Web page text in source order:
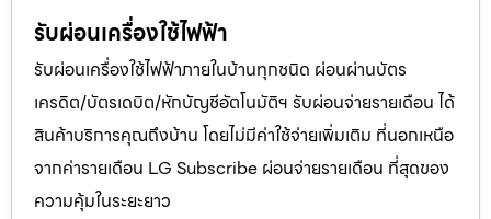
รับผ่อนเครื่องใช้ไฟฟ้า
รับผ่อนเครื่องใช้ไฟฟ้าภายในบ้านทุกชนิด ผ่อนผ่านบัตร
เครดิต/บัตรเดบิต/หักบัญชีอัตโนมัติฯ รับผ่อนจ่ายรายเดือน ได้
สินค้าบริการคุณถึงบ้าน โดยไม่มีค่าใช้จ่ายเพิ่มเติม ที่นอกเหนือ
จากค่ารายเดือน LG Subscribe ผ่อนจ่ายรายเดือน ที่สุดของ
ความคุ้มในระยะยาว